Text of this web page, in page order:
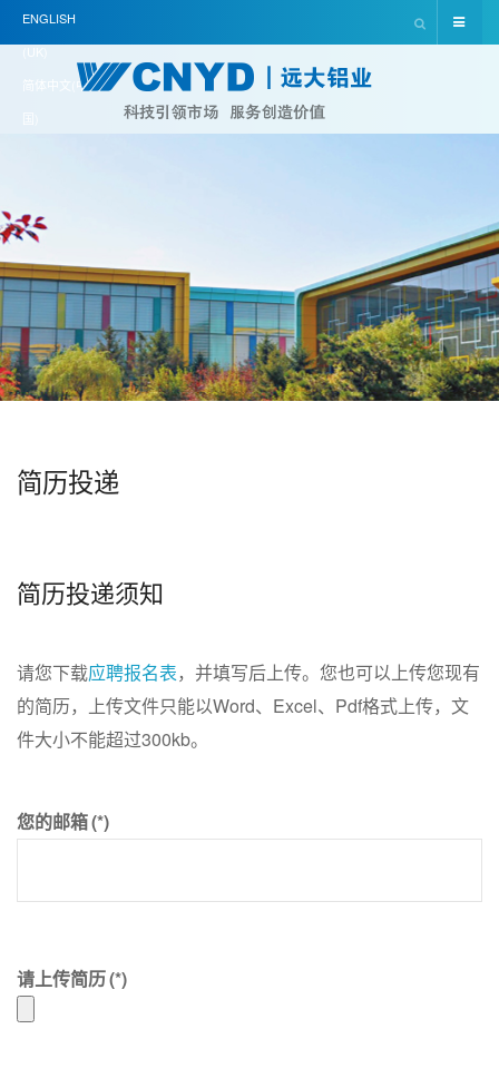
ENGLISH
(UK)
简体中文(中
国)
简历投递
简历投递须知
请您下载应聘报名表，并填写后上传。您也可以上传您现有
的简历，上传文件只能以Word、Excel、Pdf格式上传，文
件大小不能超过300kb。
您的邮箱(*)
请上传简历(*)